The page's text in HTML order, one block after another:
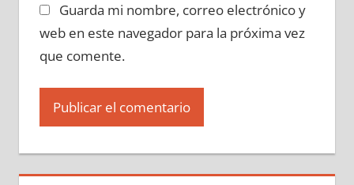
Guarda mi nombre, correo electrónico y
web en este navegador para la próxima vez
que comente.